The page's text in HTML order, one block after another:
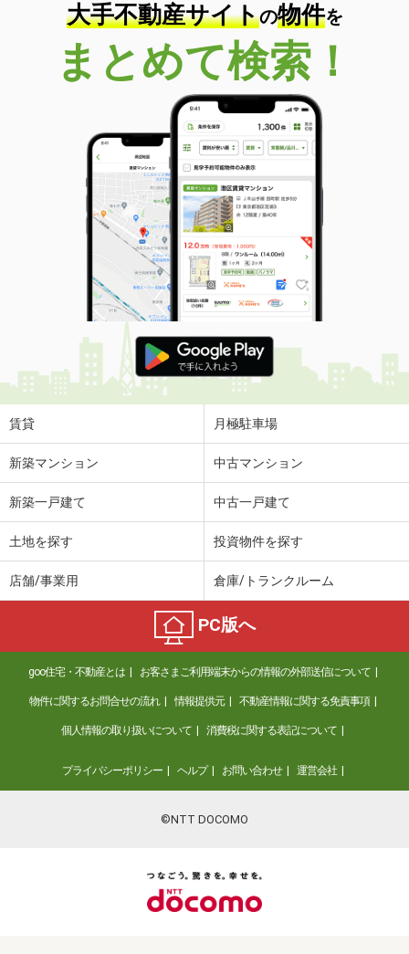
大手不動産サイトの物件を
まとめて検索！
賃貸 月極駐車場
新築マンション 中古マンション
新築一戸建て 中古一戸建て
土地を探す 投資物件を探す
店舗/事業用 倉庫/トランクルーム
PC版へ
goo住宅・不動産とは お客さまご利用端末からの情報の外部送信について
物件に関するお問合せの流れ 情報提供元 不動産情報に関する免責事項
個人情報の取り扱いについて 消費税に関する表記について
プライバシーポリシー ヘルプ お問い合わせ 運営会社
©NTT DOCOMO